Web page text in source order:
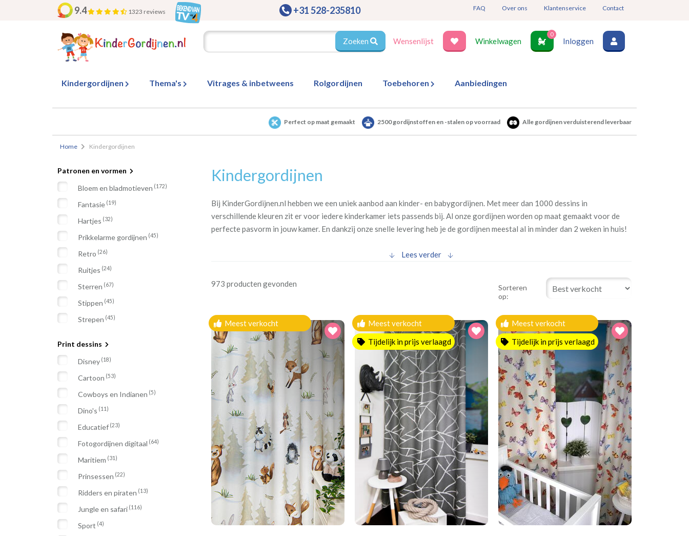
9.4 1323 reviews +31 528-235810 FAQ Over ons Klantenservice Contact
Zoeken Wensenlijst Winkelwagen
0
Inloggen
Kindergordijnen Thema's Vitrages & inbetweens Rolgordijnen Toebehoren Aanbiedingen
Perfect op maat gemaakt 2500 gordijnstoffen en -stalen op voorraad Alle gordijnen verduisterend leverbaar
Home Kindergordijnen
Patronen en vormen
Bloem en bladmotieven (172)
Fantasie (19)
Hartjes (32)
Prikkelarme gordijnen (45)
Retro (26)
Ruitjes (24)
Sterren (67)
Stippen (45)
Strepen (45)
Print dessins
Disney (18)
Cartoon (53)
Cowboys en Indianen (5)
Dino's (11)
Educatief (23)
Fotogordijnen digitaal (64)
Maritiem (31)
Prinsessen (22)
Ridders en piraten (13)
Jungle en safari (116)
Sport (4)
Kindergordijnen
Bij KinderGordijnen.nl hebben we een uniek aanbod aan kinder- en babygordijnen. Met meer dan 1000 dessins in
verschillende kleuren zit er voor iedere kinderkamer iets passends bij. Al onze gordijnen worden op maat gemaakt voor de
perfecte pasvorm in jouw kamer. En dankzij onze snelle levering heb je de gordijnen meestal al in minder dan 2 weken in huis!
Lees verder
973 producten gevonden
Sorteren
op:
Meest verkocht
Meest verkocht
Tijdelijk in prijs verlaagd
Meest verkocht
Tijdelijk in prijs verlaagd